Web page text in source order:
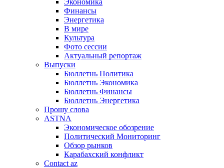
Экономика
Финансы
Энергетика
В мире
Культура
Фото сессии
Актуальный репортаж
Выпуски
Бюллетнь Политика
Бюллетнь Экономика
Бюллетнь Финансы
Бюллетнь Энергетика
Прошу слова
ASTNA
Экономическое обозрение
Политический Мониторинг
Обзор рынков
Карабахский конфликт
Contact az